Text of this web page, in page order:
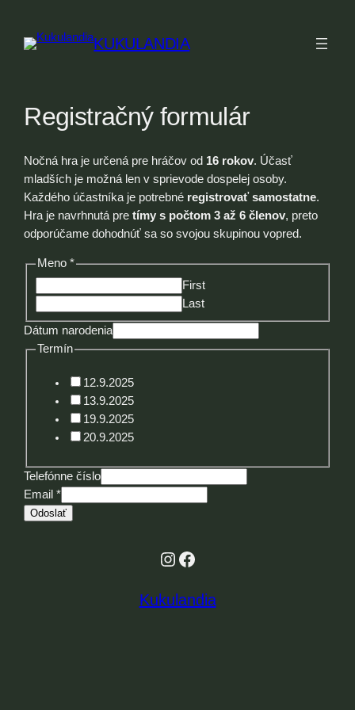
obsah
KUKULANDIA
Registračný formulár
Nočná hra je určená pre hráčov od 16 rokov. Účasť
mladších je možná len v sprievode dospelej osoby.
Každého účastníka je potrebné registrovať samostatne.
Hra je navrhnutá pretímy s počtom 3 až 6 členov, preto
odporúčame dohodnúť sa so svojou skupinou vopred.
Meno*
First
Last
Telefónne
Meno
Dátum narodenia
Termín
12.9.2025
13.9.2025
19.9.2025
20.9.2025
Telefónne číslo
Email*
Odoslať
Instagram
Facebook
Kukulandia